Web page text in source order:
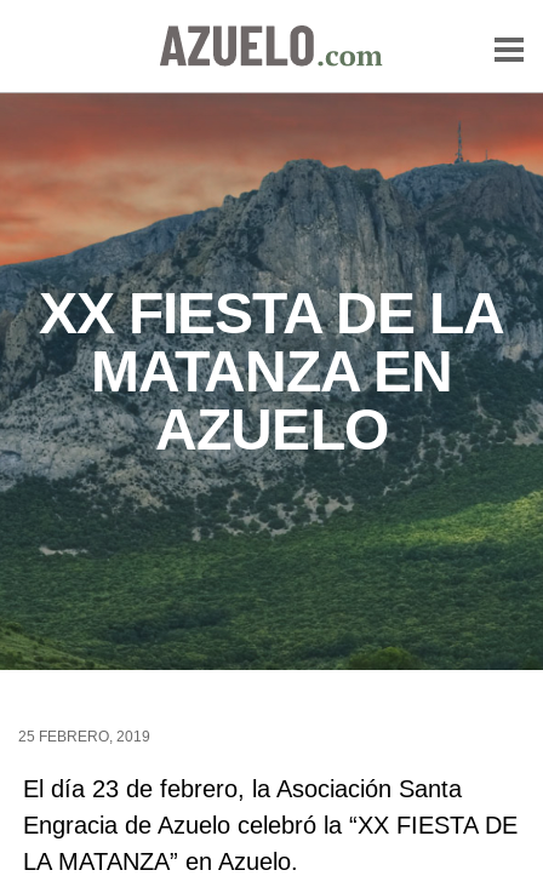
XX FIESTA DE LA
MATANZA EN
AZUELO
25 FEBRERO, 2019
El día 23 de febrero, la Asociación Santa
Engracia de Azuelo celebró la “XX FIESTA DE
LA MATANZA” en Azuelo.